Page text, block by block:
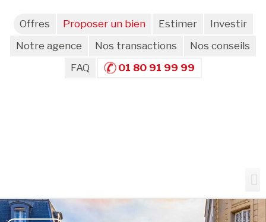
Offres Proposer un bien Estimer
Investir
Notre agence
Nos transactions
Nos conseils
FAQ
01 80 91 99 99